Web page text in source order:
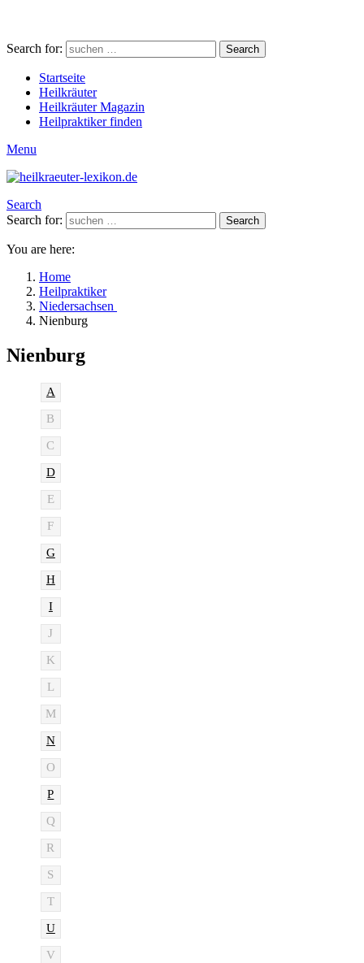
Search for: Search
Startseite
Heilkräuter
Heilkräuter Magazin
Heilpraktiker finden
Menu
Search
Search for:
Search
You are here:
Home
Heilpraktiker
Niedersachsen
Nienburg
Nienburg
A
B
C
D
E
F
G
H
I
J
K
L
M
N
O
P
Q
R
S
T
U
V